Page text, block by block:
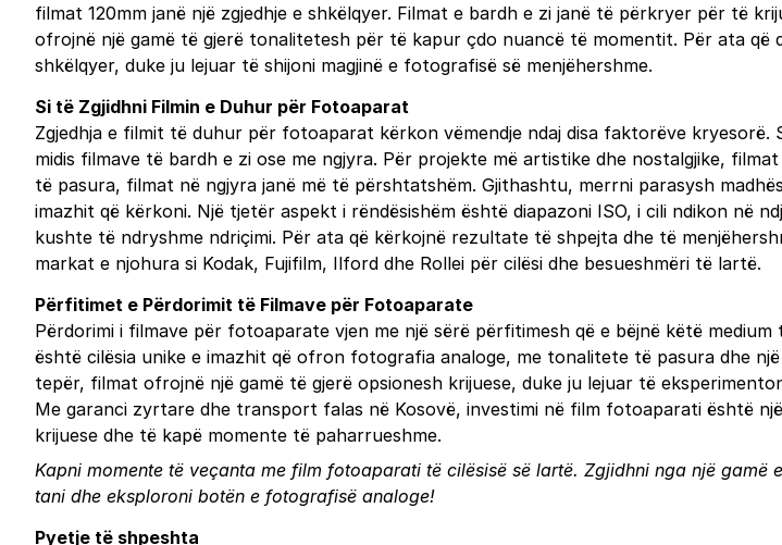
filmat 120mm janë një zgjedhje e shkëlqyer. Filmat e bardh e zi janë të përkryer për të
ofrojnë një gamë të gjerë tonalitetesh për të kapur çdo nuancë të momentit. Për ata
shkëlqyer, duke ju lejuar të shijoni magjinë e fotografisë së menjëhershme.
Si të Zgjidhni Filmin e Duhur për Fotoaparat
Zgjedhja e filmit të duhur për fotoaparat kërkon vëmendje ndaj disa faktorëve
midis filmave të bardh e zi ose me ngjyra. Për projekte më artistike dhe nostalgjike,
të pasura, filmat në ngjyra janë më të përshtatshëm. Gjithashtu, merrni parasysh
imazhit që kërkoni. Një tjetër aspekt i rëndësishëm është diapazoni ISO, i cili ndikon në
kushte të ndryshme ndriçimi. Për ata që kërkojnë rezultate të shpejta dhe të
markat e njohura si Kodak, Fujifilm, Ilford dhe Rollei për cilësi dhe besueshmëri të lartë.
Përfitimet e Përdorimit të Filmave për Fotoaparate
Përdorimi i filmave për fotoaparate vjen me një sërë përfitimesh që e bëjnë këtë
është cilësia unike e imazhit që ofron fotografia analoge, me tonalitete të pasura dhe
tepër, filmat ofrojnë një gamë të gjerë opsionesh krijuese, duke ju lejuar të
Me garanci zyrtare dhe transport falas në Kosovë, investimi në film fotoaparati është
krijuese dhe të kapë momente të paharrueshme.
Kapni momente të veçanta me film fotoaparati të cilësisë së lartë. Zgjidhni nga një
tani dhe eksploroni botën e fotografisë analoge!
Pyetje të shpeshta